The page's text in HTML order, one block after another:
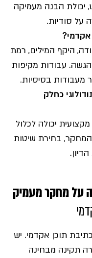
יכולת הבנה מעמיקה
על סודיות.
היקף המילים, רמת
עבודות מקיפות
מעבודות בסיסיות.
כחלק
יכולה לכלול
המחקר, בחירת שיטות
על מחקר מעמיק
תוכן אקדמי. יש
תקינה מבחינה